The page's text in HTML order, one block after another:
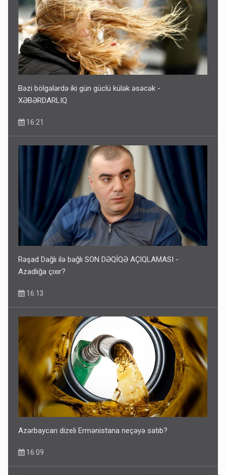
Bəzi bölgələrdə iki gün güclü külək əsəcək -
XƏBƏRDARLIQ
16:21
Rəşad Dağlı ilə bağlı SON DƏQİQƏ AÇIQLAMASI -
Azadlığa çıxır?
16:13
Azərbaycan dizeli Ermənistana neçəyə satıb?
16:09